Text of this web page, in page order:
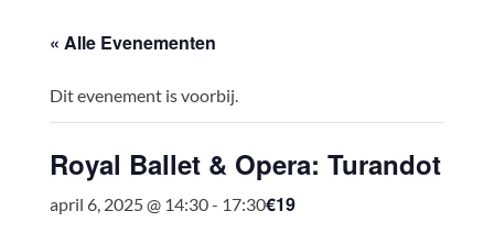
« Alle Evenementen
Dit evenement is voorbij.
Royal Ballet & Opera: Turandot
april 6, 2025 @ 14:30- 17:30€19